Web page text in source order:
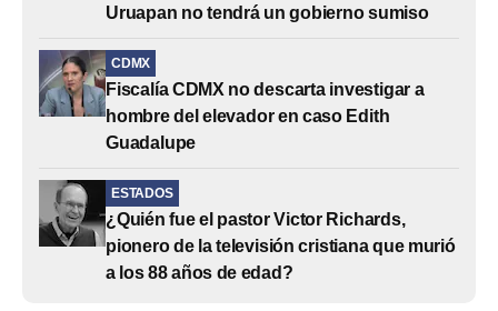
Uruapan no tendrá un gobierno sumiso
CDMX
Fiscalía CDMX no descarta investigar a
hombre del elevador en caso Edith
Guadalupe
ESTADOS
¿Quién fue el pastor Victor Richards,
pionero de la televisión cristiana que murió
a los 88 años de edad?